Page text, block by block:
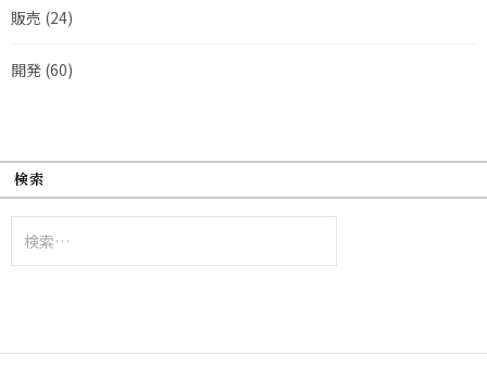
販売 (24)
開発 (60)
検索
索: